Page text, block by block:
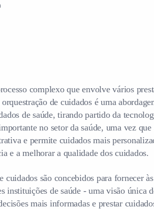
complexo que envolve vários
de cuidados é uma
de saúde, tirando partido da
no setor da saúde, uma vez
e permite cuidados mais
e a melhorar a qualidade dos cuidados.
cuidados são concebidos para fornecer
instituições de saúde - uma visão única
mais informadas e prestar